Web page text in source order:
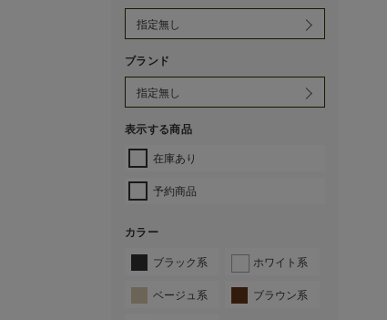
ブランド
表示する商品
在庫あり
予約商品
カラー
ブラック系 ホワイト系
ベージュ系 ブラウン系